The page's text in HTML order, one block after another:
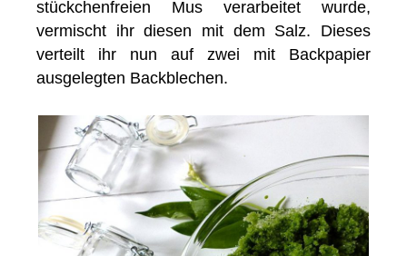
stückchenfreien Mus verarbeitet wurde,
vermischt ihr diesen mit dem Salz. Dieses
verteilt ihr nun auf zwei mit Backpapier
ausgelegten Backblechen.